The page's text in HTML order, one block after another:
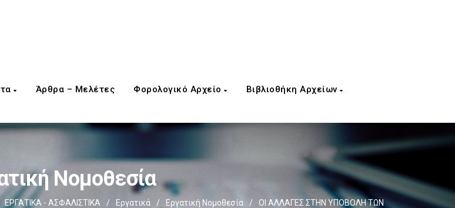
Άρθρα – Μελέτες Φορολογικό Αρχείο Βιβλιοθήκη Αρχείων
Νομοθεσία
ΕΡΓΑΤΙΚΑ - ΑΣΦΑΛΙΣΤΙΚΑ / Εργατικά / Εργατική Νομοθεσία /
ΟΙ ΑΛΛΑΓΕΣ ΣΤΗΝ ΥΠΟΒΟΛΗ ΤΩΝ